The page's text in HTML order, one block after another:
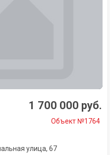
1 700 000 руб.
Объект №1764
улица, 67